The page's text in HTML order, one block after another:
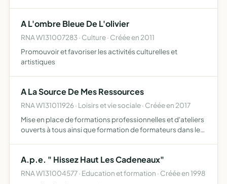
A L'ombre Bleue De L'olivier
RNA W131007283 · Culture · Créée en 2011
Promouvoir et favoriser les activités culturelles et
artistiques
A La Source De Mes Ressources
RNA W131011926 · Loisirs et vie sociale · Créée en 2017
Mise en place de formations professionnelles et d'ateliers
ouverts à tous ainsi que formation de formateurs dans les
A.p.e. " Hissez Haut Les Cadeneaux"
RNA W131004577 · Education et formation · Créée en 1998